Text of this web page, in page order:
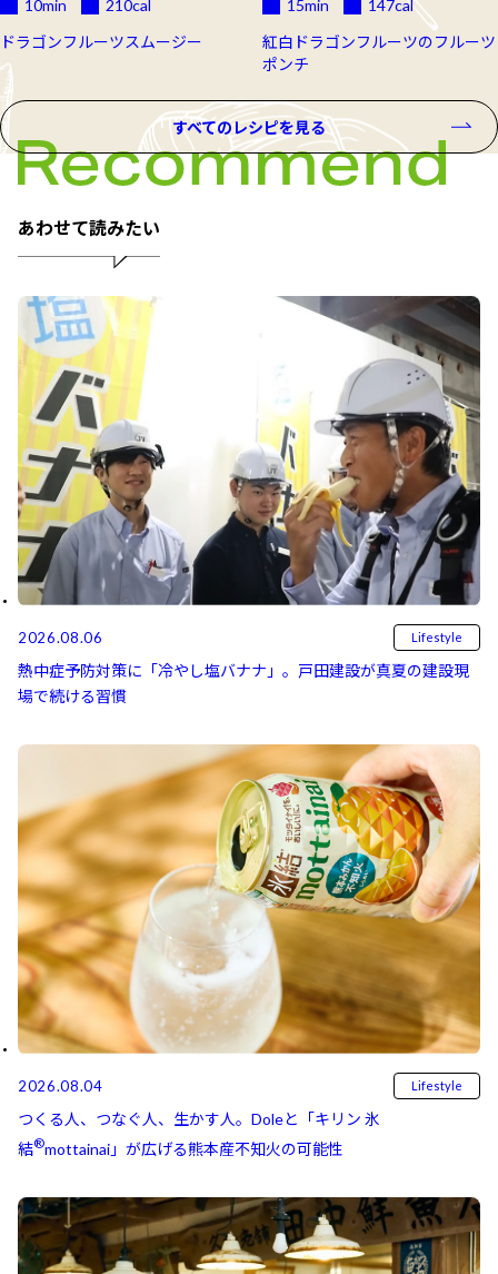
10min 210cal
ドラゴンフルーツスムージー
15min 147cal
紅白ドラゴンフルーツのフルーツ
ポンチ
すべてのレシピを見る
あわせて読みたい
2026.08.06 Lifestyle
熱中症予防対策に「冷やし塩バナナ」。戸田建設が真夏の建設現
場で続ける習慣
2026.08.04 Lifestyle
つくる人、つなぐ人、生かす人。Doleと「キリン 氷
結⁠⁠®mottainai」が広げる熊本産不知火の可能性